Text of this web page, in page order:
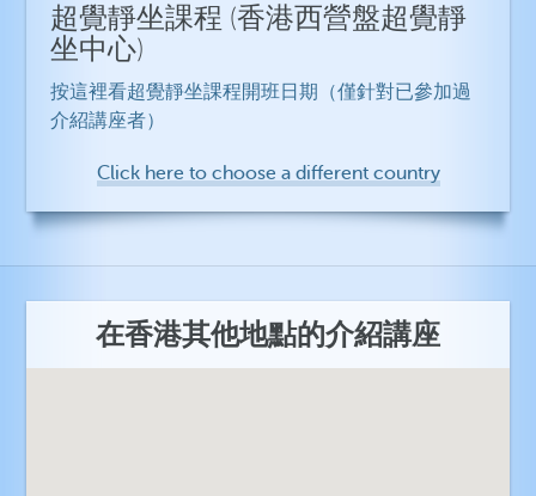
超覺靜坐課程 (香港西營盤超覺靜
坐中心)
按這裡看超覺靜坐課程開班日期（僅針對已參加過
介紹講座者）
Click here to choose a different country
在香港其他地點的介紹講座